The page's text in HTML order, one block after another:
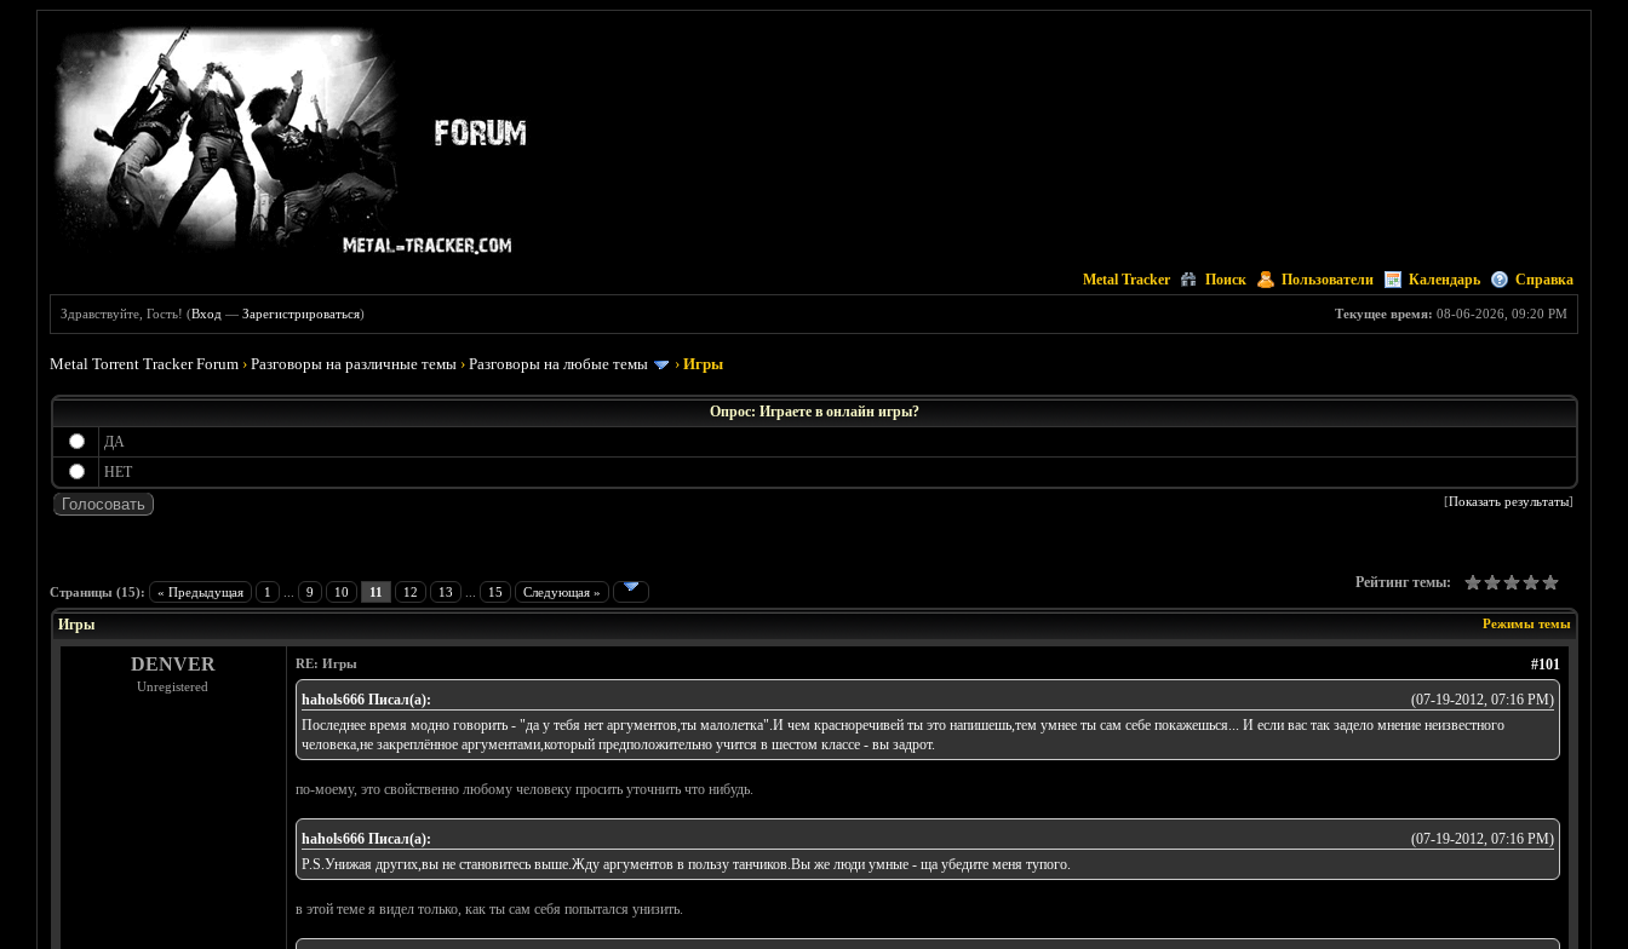
Metal Tracker Поиск Пользователи Календарь Справка
Текущее время: 08-06-2026, 09:20 PM
Здравствуйте, Гость! (Вход —Зарегистрироваться)
Metal Torrent Tracker Forum ›Разговоры на различные темы ›Разговоры на любые темы ›Игры
Опрос: Играете в онлайн игры?
ДА
НЕТ
[Показать результаты]
Страницы (15): « Предыдущая 1 9 10 11 12 13 15 Следующая »
Рейтинг темы:
Голосов: 0 - Средняя оценка: 0
1
2
3
4
5
Режимы темы
Игры
DENVER
Unregistered
#101
RE: Игры
(07-19-2012, 07:16 PM)
hahols666 Писал(а):
Последнее время модно говорить - "да у тебя нет аргументов,ты малолетка".И чем красноречивей ты это напишешь,тем умнее ты сам себе покажешься... И если вас так задело мнение неизвестного
человека,не закреплённое аргументами,который предположительно учится в шестом классе - вы задрот.
по-моему, это свойственно любому человеку просить уточнить что нибудь.
(07-19-2012, 07:16 PM)
hahols666 Писал(а):
P.S.Унижая других,вы не становитесь выше.Жду аргументов в пользу танчиков.Вы же люди умные - ща убедите меня тупого.
в этой теме я видел только, как ты сам себя попытался унизить.